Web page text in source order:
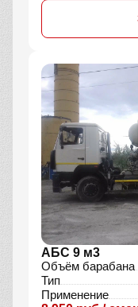
АБС 9 м3
Объём барабана
Тип
Применение